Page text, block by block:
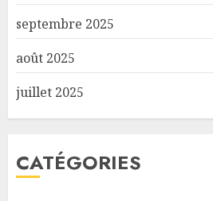
septembre 2025
août 2025
juillet 2025
CATÉGORIES